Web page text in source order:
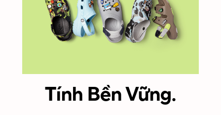
Ghi
Nhận
khuyến khích
văn hóa ghi
nhận và mang
đến cơ hội ghi
Tính Bền Vững.